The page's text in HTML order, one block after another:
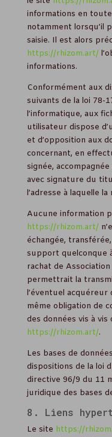
informations en toute
notamment lorsqu’il
saisie. Il est alors
https://rhizom.art/
informations.
Conformément aux
suivants de la loi 78-
l’informatique, aux
utilisateur dispose
et d’opposition aux
concernant, en
signée,
avec signature du
l’adresse à laquelle
Aucune information
https://rhizom.art/
échangée,
support quelconque
rachat de
permettrait la
l’éventuel
même obligation de
des données vis à
https://rhizom.art/.
Les bases de
dispositions de la loi
directive 96/9 du 11
juridique des bases
8. Liens
Le site https://